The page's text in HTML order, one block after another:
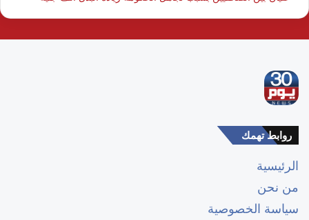
روابط تهمك
الرئيسية
من نحن
سياسة الخصوصية